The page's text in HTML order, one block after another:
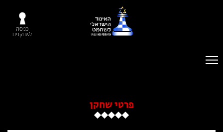
כניסה
לשחקנים
פרטי שחקן